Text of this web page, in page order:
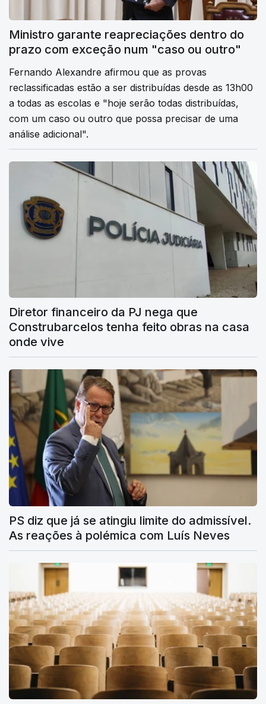
Ministro garante reapreciações dentro do
prazo com exceção num "caso ou outro"
Fernando Alexandre afirmou que as provas
reclassificadas estão a ser distribuídas desde as 13h00
a todas as escolas e "hoje serão todas distribuídas,
com um caso ou outro que possa precisar de uma
análise adicional".
Diretor financeiro da PJ nega que
Construbarcelos tenha feito obras na casa
onde vive
PS diz que já se atingiu limite do admissível.
As reações à polémica com Luís Neves